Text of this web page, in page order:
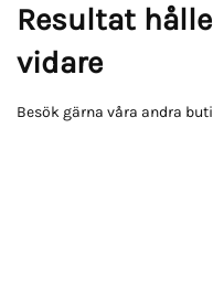
Resultat
vidare
Besök gärna våra andra